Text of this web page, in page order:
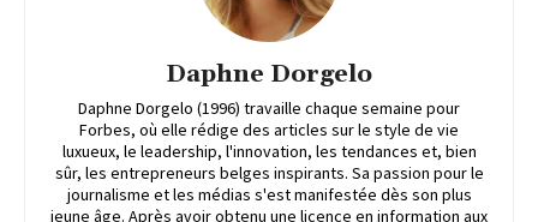
Daphne Dorgelo
Daphne Dorgelo (1996) travaille chaque semaine pour
Forbes, où elle rédige des articles sur le style de vie
luxueux, le leadership, l'innovation, les tendances et, bien
sûr, les entrepreneurs belges inspirants. Sa passion pour le
journalisme et les médias s'est manifestée dès son plus
jeune âge. Après avoir obtenu une licence en information aux